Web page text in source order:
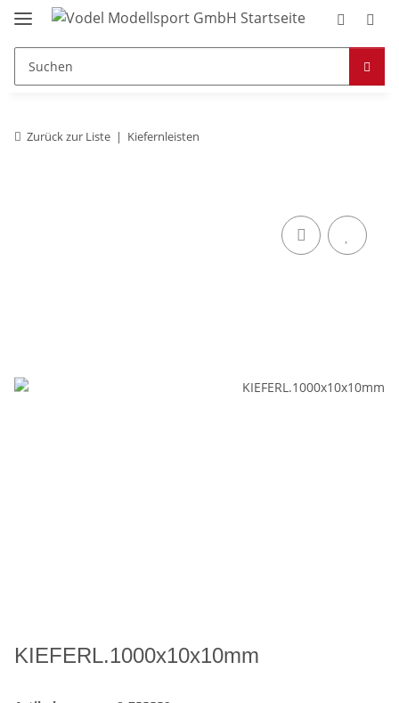
Zurück zur Liste Kiefernleisten
KIEFERL.1000x10x10mm